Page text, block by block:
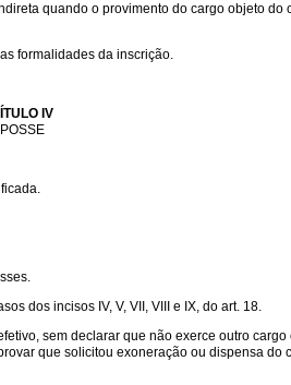
quando o provimento do cargo objeto
formalidades da inscrição.
IV
dos incisos IV, V, VII, VIII e IX, do art. 18.
sem declarar que não exerce outro
que solicitou exoneração ou dispensa